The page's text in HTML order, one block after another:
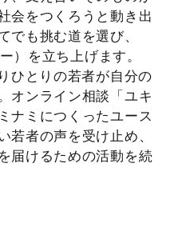
会をつくろうと動き出
でも挑む道を選び、
）を立ち上げます。
ひとりの若者が自分の
オンライン相談「ユキ
ナミにつくったユース
若者の声を受け止め、
届けるための活動を続